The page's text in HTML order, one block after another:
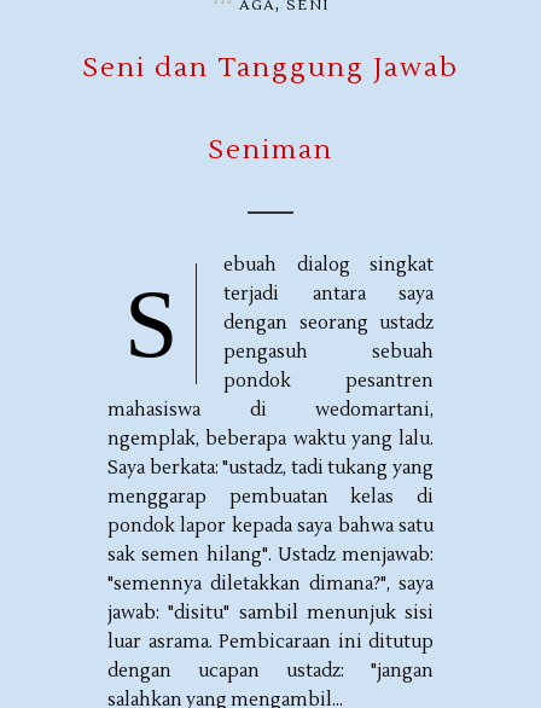
AGA SENI
Seni dan Tanggung Jawab
Seniman
S
ebuah dialog singkat
terjadi antara saya
dengan seorang ustadz
pengasuh sebuah
pondok pesantren
mahasiswa di wedomartani,
ngemplak, beberapa waktu yang lalu.
Saya berkata: "ustadz, tadi tukang yang
menggarap pembuatan kelas di
pondok lapor kepada saya bahwa satu
sak semen hilang". Ustadz menjawab:
"semennya diletakkan dimana?", saya
jawab: "disitu" sambil menunjuk sisi
luar asrama. Pembicaraan ini ditutup
dengan ucapan ustadz: "jangan
salahkan yang mengambil...